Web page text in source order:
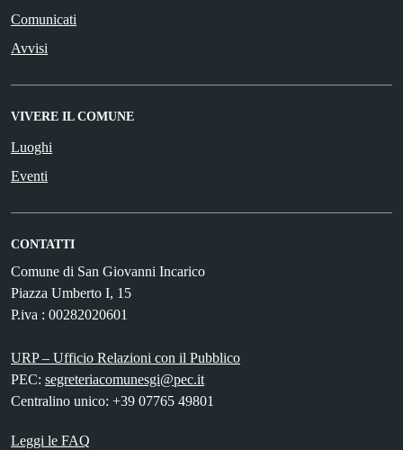
Comunicati
Avvisi
VIVERE IL COMUNE
Luoghi
Eventi
CONTATTI
Comune di San Giovanni Incarico
Piazza Umberto I, 15
P.iva : 00282020601
URP – Ufficio Relazioni con il Pubblico
PEC: segreteriacomunesgi@pec.it
Centralino unico: +39 07765 49801
Leggi le FAQ